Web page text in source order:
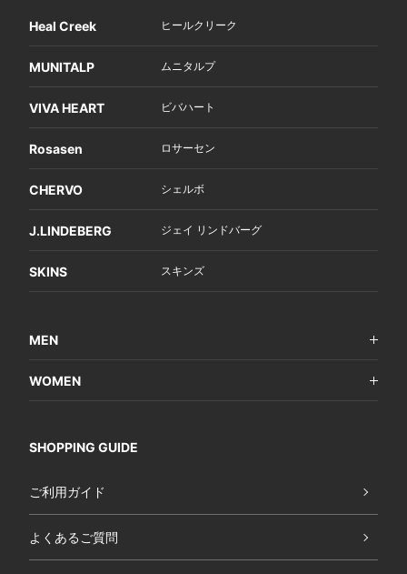
Heal Creek ヒールクリーク
MUNITALP ムニタルプ
VIVA HEART ビバハート
Rosasen ロサーセン
CHERVO シェルボ
J.LINDEBERG ジェイ リンドバーグ
SKINS スキンズ
MEN
WOMEN
SHOPPING GUIDE
ご利用ガイド
よくあるご質問